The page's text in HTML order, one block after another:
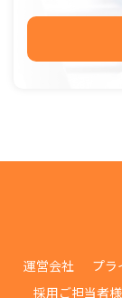
運営会社 プラ
採用ご担当者様